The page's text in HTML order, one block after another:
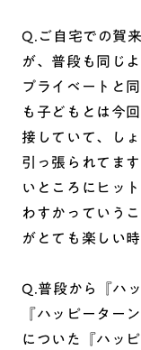
Q.ご自宅での賀
が、普段も同じ
プライベートと
も子どもとは今
接していて、し
引っ張られてま
いところにヒッ
わすかっていう
がとても楽しい時
Q.普段から『ハ
『ハッピーター
についた『ハッ